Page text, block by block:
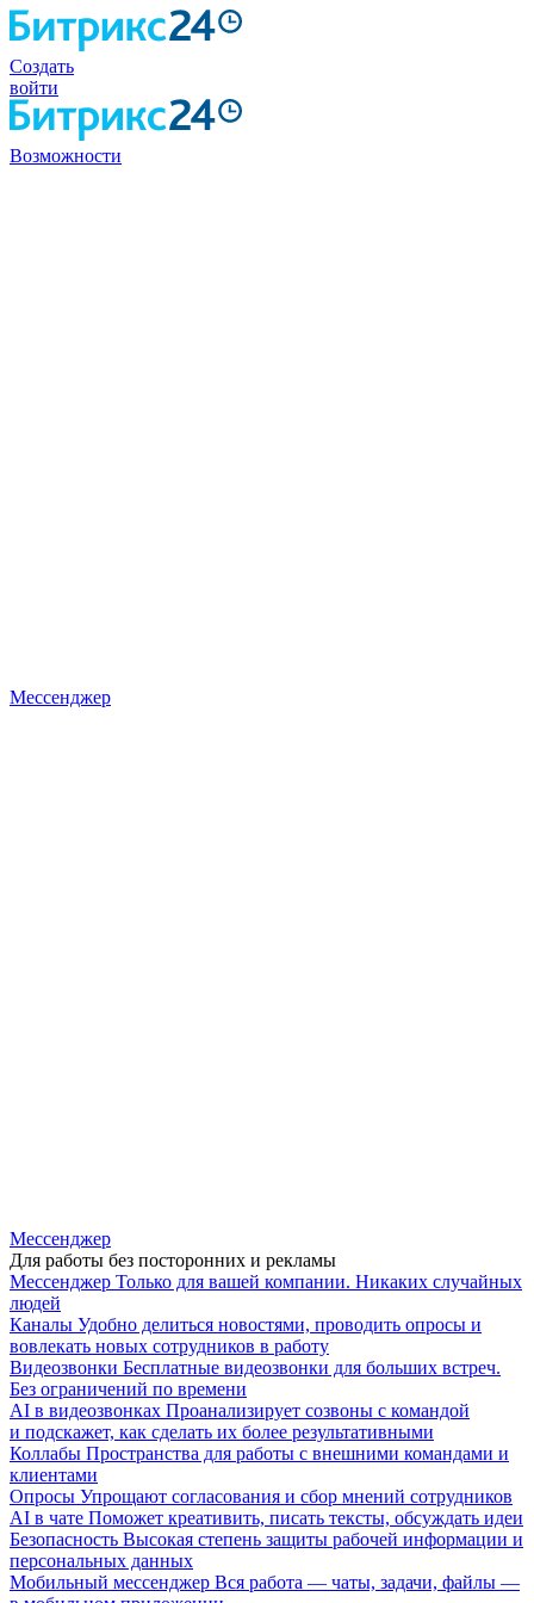
Создать
войти
Возможности
Мессенджер
Мессенджер
Для работы без посторонних и рекламы
Мессенджер Только для вашей компании. Никаких случайных
людей
Каналы Удобно делиться новостями, проводить опросы и
вовлекать новых сотрудников в работу
Видеозвонки Бесплатные видеозвонки для больших встреч.
Без ограничений по времени
AI в видеозвонках Проанализирует созвоны с командой
и подскажет, как сделать их более результативными
Коллабы Пространства для работы с внешними командами и
клиентами
Опросы Упрощают согласования и сбор мнений сотрудников
AI в чате Поможет креативить, писать тексты, обсуждать идеи
Безопасность Высокая степень защиты рабочей информации и
персональных данных
Мобильный мессенджер Вся работа — чаты, задачи, файлы —